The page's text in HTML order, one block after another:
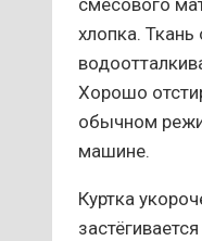
смесового
хлопка. Ткань
Хорошо
обычном
машине.
Куртка